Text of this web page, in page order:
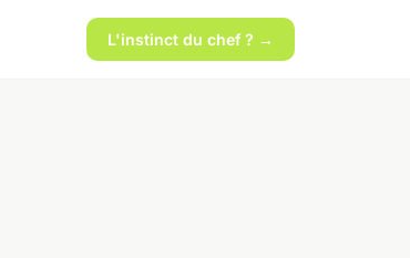
L'instinct du chef ? →